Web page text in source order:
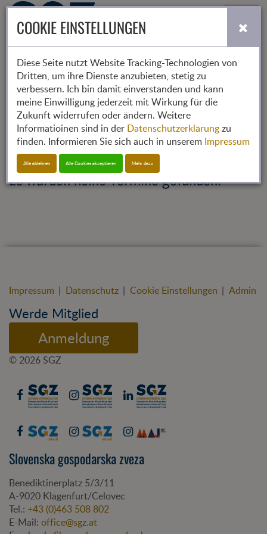
2024 2025
2026
01
02 03 04 05 06 07 08 09 10
Partnerveranstaltung
Es wurden keine Termine gefunden!
Impressum | Datenschutz | Cookie Einstellungen | Admin
Werde Mitglied
Anmeldung
© 2026 SGZ
Slovenska gospodarska zveza
Benediktinerplatz 5/3/11
A-9020 Klagenfurt/Celovec
Tel.: +43 (0)463 508 802
E-Mail: office@sgz.at
COOKIE EINSTELLUNGEN
Diese Seite nutzt Website Tracking-Technologien von
Dritten, um ihre Dienste anzubieten, stetig zu
verbessern. Ich bin damit einverstanden und kann
meine Einwilligung jederzeit mit Wirkung für die
Zukunft widerrufen oder ändern. Weitere
Informatioinen sind in der Datenschutzerklärungzu
finden. Informieren Sie sich auch in unserem Impressum
Alle ablehnen Alle Cookies akzeptieren Mehr dazu